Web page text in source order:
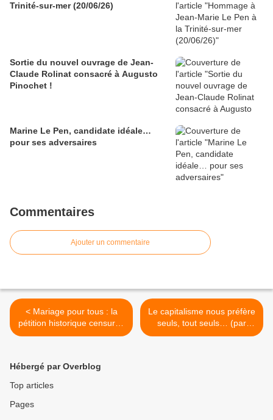
Trinité-sur-mer (20/06/26)
Sortie du nouvel ouvrage de Jean-
Claude Rolinat consacré à Augusto
Pinochet !
Marine Le Pen, candidate idéale…
pour ses adversaires
Commentaires
Ajouter un commentaire
< Mariage pour tous : la
pétition historique censurée
par le PS
Le capitalisme nous préfère
seuls, tout seuls… (par
Altana Otovic) >
Hébergé par Overblog
Top articles
Pages